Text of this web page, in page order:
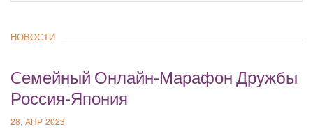
НОВОСТИ
Cемейный Онлайн-Марафон Дружбы
Россия-Япония
28, АПР 2023